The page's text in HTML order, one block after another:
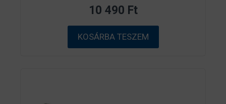
5
b
ő
l
10 490 Ft
KOSÁRBA TESZEM